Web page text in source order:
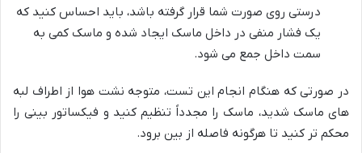
درستی روی صورت شما قرار گرفته باشد، باید احساس کنید که
یک فشار منفی در داخل ماسک ایجاد شده و ماسک کمی به
سمت داخل جمع می شود.
در صورتی که هنگام انجام این تست، متوجه نشت هوا از اطراف لبه
های ماسک شدید، ماسک را مجدداً تنظیم کنید و فیکساتور بینی را
محکم تر کنید تا هرگونه فاصله از بین برود.